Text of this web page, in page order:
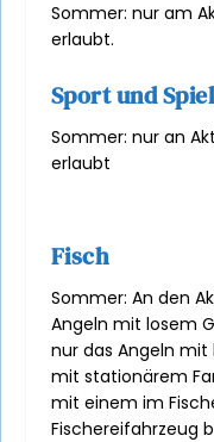
Sommer: nur am
erlaubt.
Sport und
Sommer: nur an
erlaubt
Fisch
Sommer: An den
Angeln mit losem
nur das Angeln
mit stationärem
mit einem im
Fischereifahrzeug